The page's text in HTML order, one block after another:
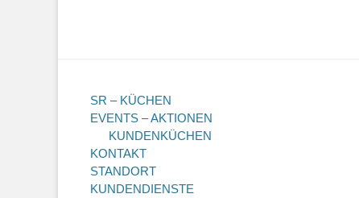
SR – KÜCHEN
EVENTS – AKTIONEN
KUNDENKÜCHEN
KONTAKT
STANDORT
KUNDENDIENSTE